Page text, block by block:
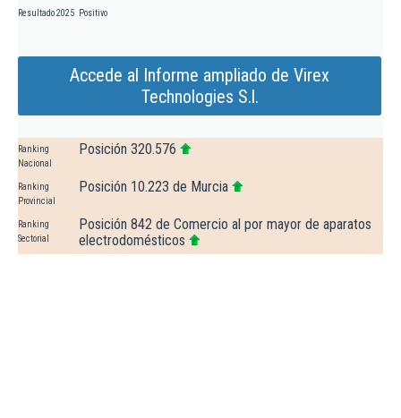
Resultado 2025 Positivo
Accede al Informe ampliado de Virex
Technologies S.l.
Ranking
Nacional
Posición 320.576
Ranking
Provincial
Posición 10.223 de Murcia
Ranking
Sectorial
Posición 842 de Comercio al por mayor de aparatos
electrodomésticos